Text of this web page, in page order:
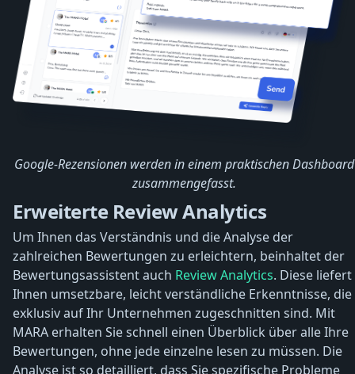
Google-Rezensionen werden in einem praktischen Dashboard
zusammengefasst.
Erweiterte Review Analytics
Um Ihnen das Verständnis und die Analyse der
zahlreichen Bewertungen zu erleichtern, beinhaltet der
Bewertungsassistent auch Review Analytics. Diese liefert
Ihnen umsetzbare, leicht verständliche Erkenntnisse, die
exklusiv auf Ihr Unternehmen zugeschnitten sind. Mit
MARA erhalten Sie schnell einen Überblick über alle Ihre
Bewertungen, ohne jede einzelne lesen zu müssen. Die
Analyse ist so detailliert, dass Sie spezifische Probleme